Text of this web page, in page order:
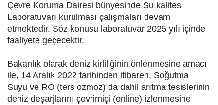
Çevre Koruma Dairesi bünyesinde Su kalitesi
Laboratuvarı kurulması çalışmaları devam
etmektedir. Söz konusu laboratuvar 2025 yılı içinde
faaliyete geçecektir.
Bakanlık olarak deniz kirliliğinin önlenmesine amacı
ile, 14 Aralık 2022 tarihinden itibaren, Soğutma
Suyu ve RO (ters ozmoz) da dahil arıtma tesislerinin
deniz deşarjlarını çevrimiçi (online) izlenmesine